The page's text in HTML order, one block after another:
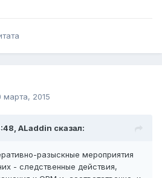
марта, 2015
ALaddin сказал:
разыскные мероприятия
- следственные действия,